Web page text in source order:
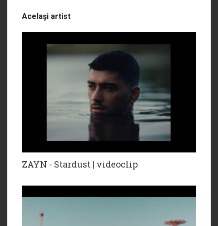
Acelaşi artist
ZAYN - Stardust | videoclip